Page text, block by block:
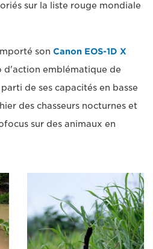
sur la liste rouge mondiale
son Canon EOS-1D X
d'action emblématique de
de ses capacités en basse
des chasseurs nocturnes et
sur des animaux en